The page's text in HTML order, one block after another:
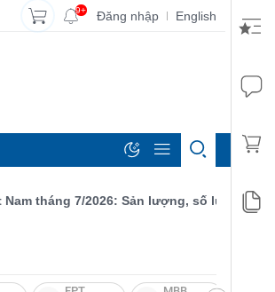
9+ Đăng nhập | English
tháng 7/2026: Sản lượng, số lượng đơn đặt